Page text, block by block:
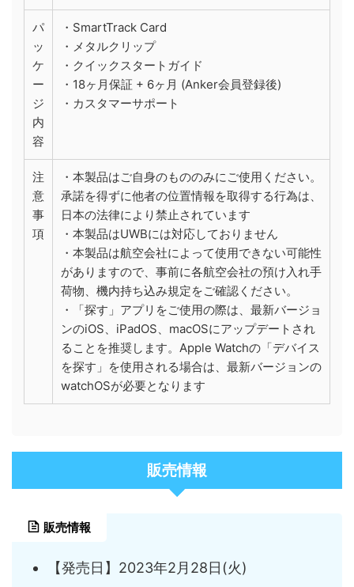
パ
ッ
ケ
ー
ジ
内
容
・SmartTrack Card
・メタルクリップ
・クイックスタートガイド
・18ヶ月保証 + 6ヶ月 (Anker会員登録後)
・カスタマーサポート
注
意
事
項
・本製品はご自身のもののみにご使用ください。
承諾を得ずに他者の位置情報を取得する行為は、
日本の法律により禁止されています
・本製品はUWBには対応しておりません
・本製品は航空会社によって使用できない可能性
がありますので、事前に各航空会社の預け入れ手
荷物、機内持ち込み規定をご確認ください。
・「探す」アプリをご使用の際は、最新バージョ
ンのiOS、iPadOS、macOSにアップデートされ
ることを推奨します。Apple Watchの「デバイス
を探す」を使用される場合は、最新バージョンの
watchOSが必要となります
販売情報
販売情報
【発売日】2023年2月28日(火)